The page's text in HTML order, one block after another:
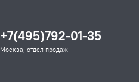
+7(495)792-01-35
Москва, отдел продаж